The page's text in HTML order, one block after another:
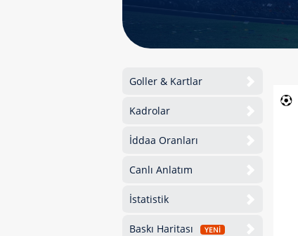
Goller & Kartlar
Kadrolar
İddaa Oranları
Canlı Anlatım
İstatistik
Baskı Haritası YENİ